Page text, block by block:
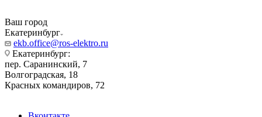
Ваш город
Екатеринбург
ekb.office@ros-elektro.ru
Екатеринбург:
пер. Саранинский, 7
Волгоградская, 18
Красных командиров, 72